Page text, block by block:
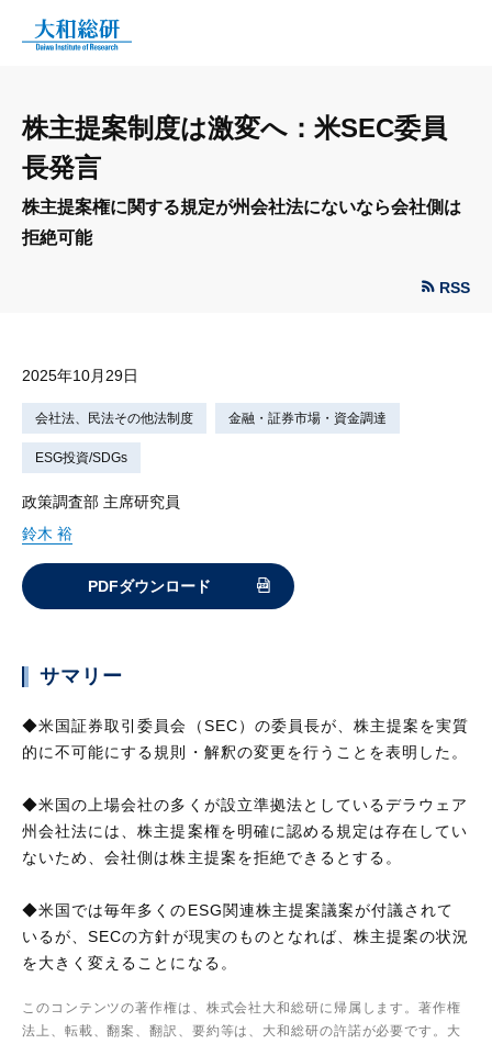
株主提案制度は激変へ：米SEC委員
長発言
株主提案権に関する規定が州会社法にないなら会社側は
拒絶可能
RSS
2025年10月29日
会社法、民法その他法制度 金融・証券市場・資金調達
ESG投資/SDGs
政策調査部 主席研究員
鈴木 裕
PDFダウンロード
サマリー
◆米国証券取引委員会（SEC）の委員長が、株主提案を実質
的に不可能にする規則・解釈の変更を行うことを表明した。
◆米国の上場会社の多くが設立準拠法としているデラウェア
州会社法には、株主提案権を明確に認める規定は存在してい
ないため、会社側は株主提案を拒絶できるとする。
◆米国では毎年多くのESG関連株主提案議案が付議されて
いるが、SECの方針が現実のものとなれば、株主提案の状況
を大きく変えることになる。
このコンテンツの著作権は、株式会社大和総研に帰属します。著作権
法上、転載、翻案、翻訳、要約等は、大和総研の許諾が必要です。大